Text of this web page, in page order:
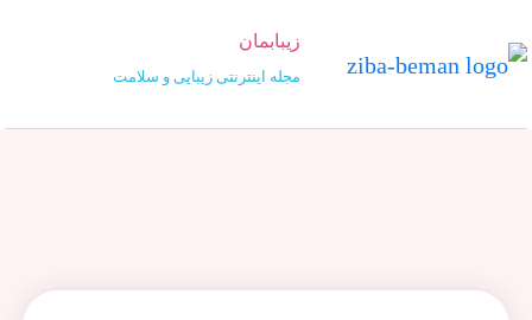
زیبابمان
مجله اینترنتی زیبایی و سلامت